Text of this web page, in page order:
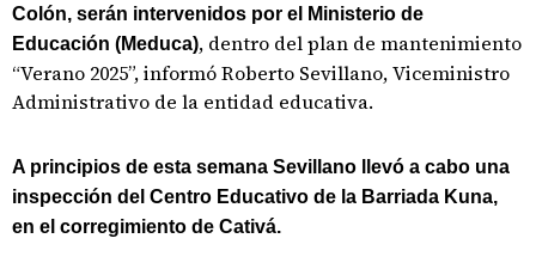
Colón, serán intervenidos por el Ministerio de
Educación (Meduca), dentro del plan de mantenimiento
“Verano 2025”, informó Roberto Sevillano, Viceministro
Administrativo de la entidad educativa.
A principios de esta semana Sevillano llevó a cabo una
inspección del Centro Educativo de la Barriada Kuna,
en el corregimiento de Cativá.